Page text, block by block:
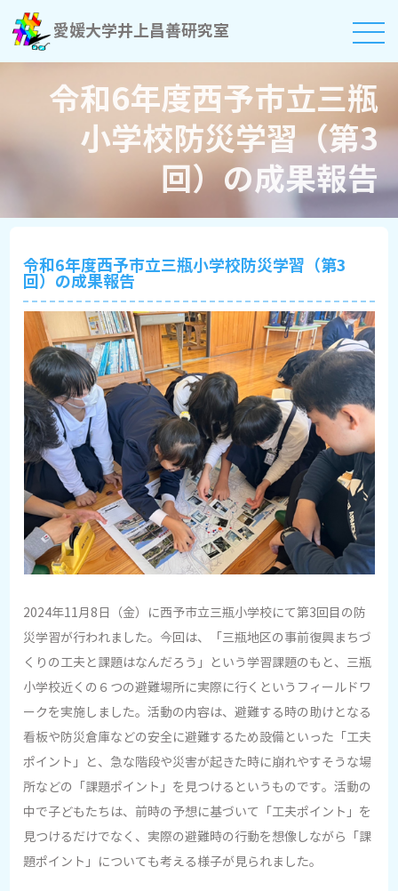
愛媛大学井上昌善研究室
令和6年度西予市立三瓶
小学校防災学習（第3
回）の成果報告
令和6年度西予市立三瓶小学校防災学習（第3
回）の成果報告
2024年11月8日（金）に西予市立三瓶小学校にて第3回目の防
災学習が行われました。今回は、「三瓶地区の事前復興まちづ
くりの工夫と課題はなんだろう」という学習課題のもと、三瓶
小学校近くの６つの避難場所に実際に行くというフィールドワ
ークを実施しました。活動の内容は、避難する時の助けとなる
看板や防災倉庫などの安全に避難するため設備といった「工夫
ポイント」と、急な階段や災害が起きた時に崩れやすそうな場
所などの「課題ポイント」を見つけるというものです。活動の
中で子どもたちは、前時の予想に基づいて「工夫ポイント」を
見つけるだけでなく、実際の避難時の行動を想像しながら「課
題ポイント」についても考える様子が見られました。